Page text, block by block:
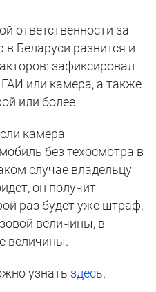
ответственности за
Беларуси разнится и
зафиксировал
или камера, а также
или более.
камера
без техосмотра в
случае владельцу
он получит
раз будет уже штраф,
величины, в
величины.
узнать здесь.